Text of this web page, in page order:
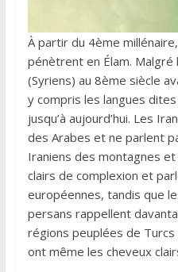
À partir du 4ème
pénètrent en Élam. Malgré
(Syriens) au 8ème siècle
y compris les langues
jusqu’à aujourd’hui. Les
des Arabes et ne parlent
Iraniens des montagnes
clairs de complexion et
européennes, tandis que
persans rappellent
régions peuplées de Turcs
ont même les cheveux